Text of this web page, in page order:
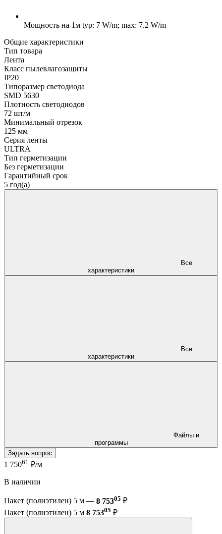
Мощность на 1м typ: 7 W/m; max: 7.2 W/m
Общие характеристики
Тип товара
Лента
Класс пылевлагозащиты
IP20
Типоразмер светодиода
SMD 5630
Плотность светодиодов
72 шт/м
Минимальный отрезок
125 мм
Серия ленты
ULTRA
Тип герметизации
Без герметизации
Гарантийный срок
5 год(а)
характеристики
характеристики
программы
Задать вопрос
1 75061 ₽/м
В наличии
Пакет (полиэтилен) 5 м — 8 75305 ₽
Пакет (полиэтилен) 5 м 8 75305 ₽